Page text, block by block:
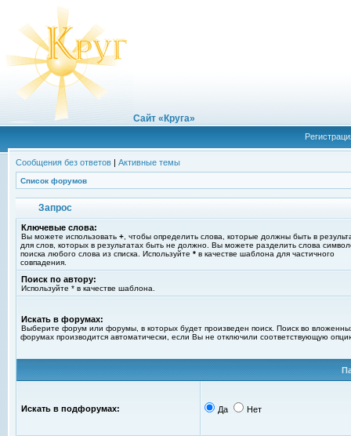
Сайт «Круга»
Сообщения без ответов | Активные темы
Список форумов
Запрос
Ключевые слова:
Вы можете использовать + , чтобы определить слова, которые должны быть в
для слов, которых в результатах быть не должно. Вы можете разделить слова
поиска любого слова из списка. Используйте * в качестве шаблона для частичного
совпадения.
Поиск по автору:
Используйте * в качестве шаблона.
Искать в форумах:
Выберите форум или форумы, в которых будет произведен поиск. Поиск во
форумах производится автоматически, если Вы не отключили соответствующую
Искать в подфорумах: Да Нет